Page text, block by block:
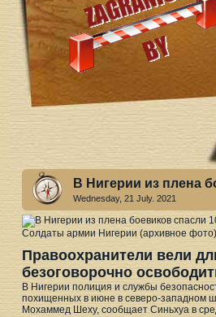
В Нигерии из плена
Wednesday, 21 July. 2021
Солдаты армии Нигерии (архивное фото)
Правоохранители вели
безоговорочно
В Нигерии полиция и службы
похищенных в июне в северо-западном
Мохаммед Шеху, сообщает Синьхуа в